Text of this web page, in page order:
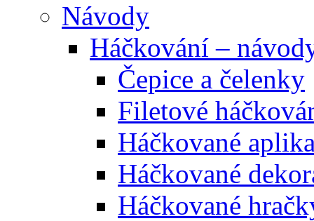
Návody
Háčkování –
Čepice a čelenky
Filetové
Háčkované
Háčkované
Háčkované